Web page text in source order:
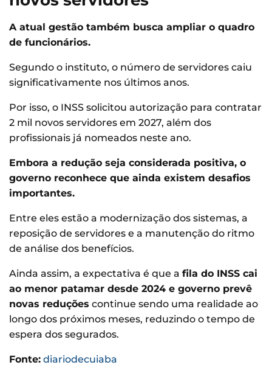
A atual gestão também busca ampliar o quadro
de funcionários.
Segundo o instituto, o número de servidores caiu
significativamente nos últimos anos.
Por isso, o INSS solicitou autorização para contratar
2 mil novos servidores em 2027, além dos
profissionais já nomeados neste ano.
Embora a redução seja considerada positiva, o
governo reconhece que ainda existem desafios
importantes.
Entre eles estão a modernização dos sistemas, a
reposição de servidores e a manutenção do ritmo
de análise dos benefícios.
Ainda assim, a expectativa é que a fila do INSS cai
ao menor patamar desde 2024 e governo prevê
novas reduções continue sendo uma realidade ao
longo dos próximos meses, reduzindo o tempo de
espera dos segurados.
Fonte: diariodecuiaba